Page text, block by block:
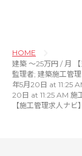
HOME
建築 〜25万円 / 月
監理者; 建築施工管
年5月20日 at 11:25
20日 at 11:25 AM 施
【施工管理求人ナビ】